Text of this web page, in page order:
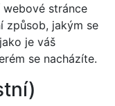
stránce
způsob, jakým se
je váš
se nacházíte.